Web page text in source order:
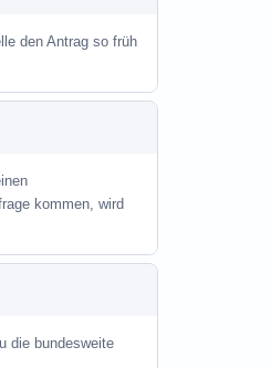
den Antrag so früh
kommen, wird
die bundesweite